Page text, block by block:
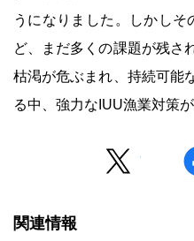
うになりました。しかし
ど、まだ多くの課題が残さ
枯渇が危ぶまれ、持続可能
る中、強力なIUU漁業対策
関連情報